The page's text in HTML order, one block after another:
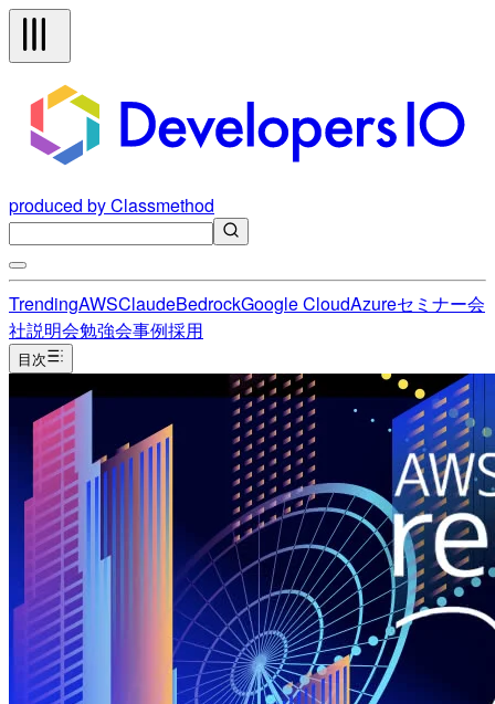
produced by Classmethod
TrendingAWSClaudeBedrockGoogle CloudAzureセミナー会
社説明会勉強会事例採用
目次